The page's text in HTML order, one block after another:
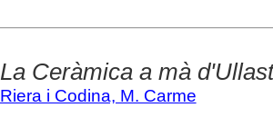
La Ceràmica a mà
Riera i Codina, M. Carme